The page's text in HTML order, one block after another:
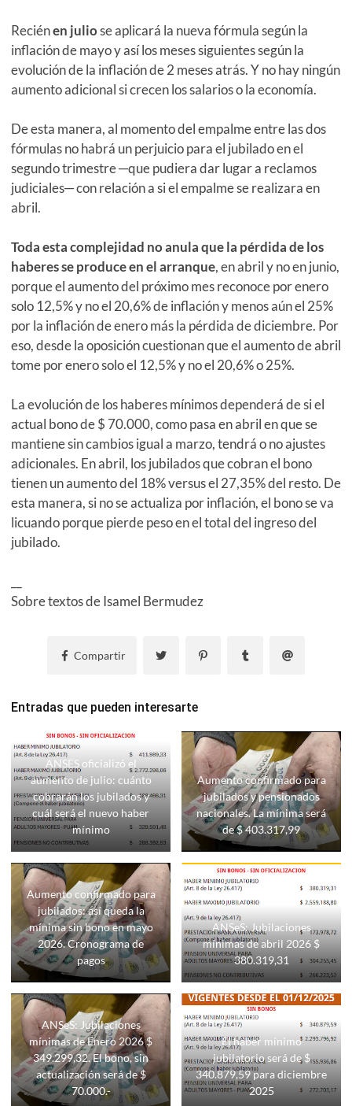
Reciénen juliose aplicará la nueva fórmula según la
inflación de mayo y así los meses siguientes según la
evolución de la inflación de 2 meses atrás. Y no hay ningún
aumento adicional si crecen los salarios o la economía.
De esta manera, al momento del empalme entre las dos
fórmulas no habrá un perjuicio para el jubilado en el
segundo trimestre ─que pudiera dar lugar a reclamos
judiciales─ con relación a si el empalme se realizara en
abril.
Toda esta complejidad no anula que la pérdida de los
haberes se produce en el arranque, en abril y no en junio,
porque el aumento del próximo mes reconoce por enero
solo 12,5% y no el 20,6% de inflación y menos aún el 25%
por la inflación de enero más la pérdida de diciembre. Por
eso, desde la oposición cuestionan que el aumento de abril
tome por enero solo el 12,5% y no el 20,6% o 25%.
La evolución de los haberes mínimos dependerá de si el
actual bono de $ 70.000, como pasa en abril en que se
mantiene sin cambios igual a marzo, tendrá o no ajustes
adicionales. En abril, los jubilados que cobran el bono
tienen un aumento del 18% versus el 27,35% del resto. De
esta manera, si no se actualiza por inflación, el bono se va
licuando porque pierde peso en el total del ingreso del
jubilado.
Sobre textos de Isamel Bermudez
Compartir
Entradas que pueden interesarte
ANSES oficializó el
aumento de julio: cuánto
cobrarán los jubilados y
cuál será el nuevo haber
mínimo
Aumento confirmado para
jubilados y pensionados
nacionales. La mínima será
de $ 403.317,99
Aumento confirmado para
jubilados: así queda la
mínima sin bono en mayo
2026. Cronograma de
pagos
ANSeS: Jubilaciones
mínimas de abril 2026 $
380.319,31
ANSeS: Jubilaciones
mínimas de Enero 2026 $
349.299,32. El bono, sin
actualización será de $
70.000.-
El haber mínimo
jubilatorio será de $
340.879,59 para diciembre
2025